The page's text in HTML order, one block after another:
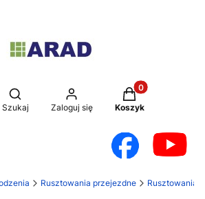
Otwórz wyszukiwarkę
Szukaj Zaloguj się
Produkty w
Koszyk
Rusztowania przejezdne Rusztowania